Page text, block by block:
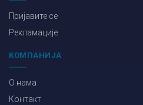
Пријавите се
Рекламације
КОМПАНИЈА
О нама
Контакт